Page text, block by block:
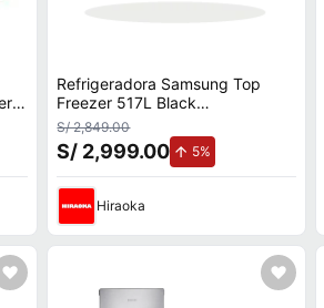
Refrigeradora Samsung Top
Freezer 517L Black
RT53DG6750B1PE
S/ 2,849.00
S/ 2,999.00 5%
Hiraoka